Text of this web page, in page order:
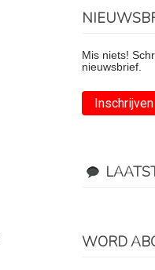
Mis niets!
nieuwsbrief.
Inschrijven
WORD